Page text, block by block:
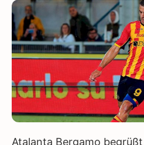
Atalanta Bergamo